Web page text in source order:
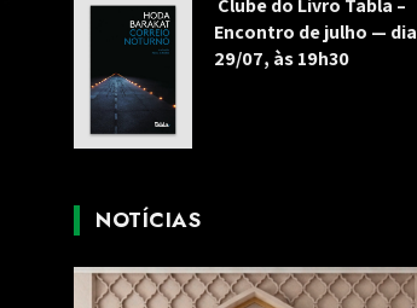
Clube do Livro Tabla –
Encontro de julho — dia
29/07, às 19h30
NOTÍCIAS